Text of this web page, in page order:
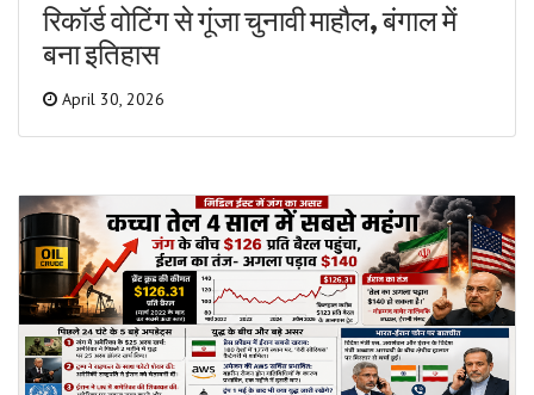
रिकॉर्ड वोटिंग से गूंजा चुनावी माहौल, बंगाल में
बना इतिहास
April 30, 2026